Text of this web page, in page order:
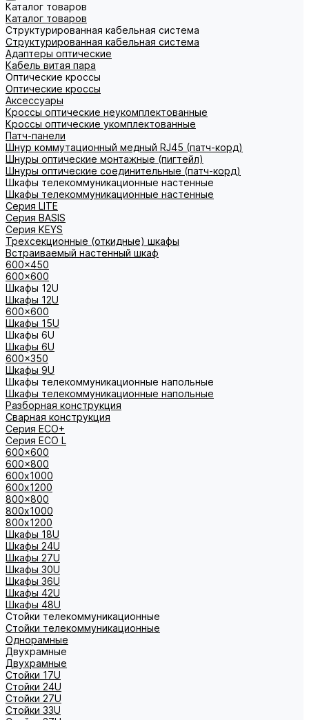
Каталог товаров
Каталог товаров
Структурированная кабельная система
Структурированная кабельная система
Адаптеры оптические
Кабель витая пара
Оптические кроссы
Оптические кроссы
Аксессуары
Кроссы оптические неукомплектованные
Кроссы оптические укомплектованные
Патч-панели
Шнур коммутационный медный RJ45 (патч-корд)
Шнуры оптические монтажные (пигтейл)
Шнуры оптические соединительные (патч-корд)
Шкафы телекоммуникационные настенные
Шкафы телекоммуникационные настенные
Cерия LITE
Cерия BASIS
Cерия KEYS
Трехсекционные (откидные) шкафы
Встраиваемый настенный шкаф
600x450
600x600
Шкафы 12U
Шкафы 12U
600x600
Шкафы 15U
Шкафы 6U
Шкафы 6U
600x350
Шкафы 9U
Шкафы телекоммуникационные напольные
Шкафы телекоммуникационные напольные
Разборная конструкция
Сварная конструкция
Серия ECO+
Серия ECO L
600x600
600x800
600х1000
600х1200
800x800
800х1000
800х1200
Шкафы 18U
Шкафы 24U
Шкафы 27U
Шкафы 30U
Шкафы 36U
Шкафы 42U
Шкафы 48U
Стойки телекоммуникационные
Стойки телекоммуникационные
Однорамные
Двухрамные
Двухрамные
Стойки 17U
Стойки 24U
Стойки 27U
Стойки 33U